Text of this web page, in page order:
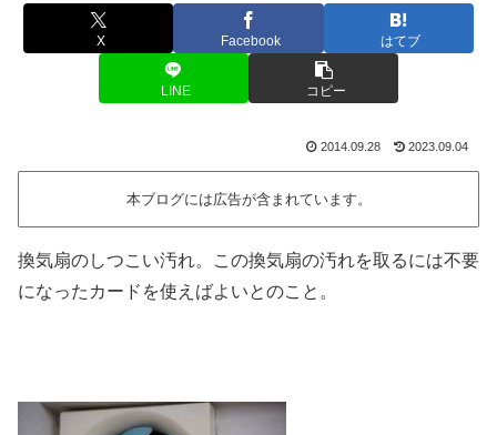
X Facebook はてブ
LINE コピー
2014.09.28 2023.09.04
本ブログには広告が含まれています。
換気扇のしつこい汚れ。この換気扇の汚れを取るには不要
になったカードを使えばよいとのこと。